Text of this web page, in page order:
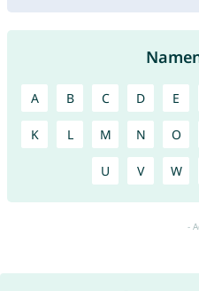
A B C D E
K L M N O
U V W